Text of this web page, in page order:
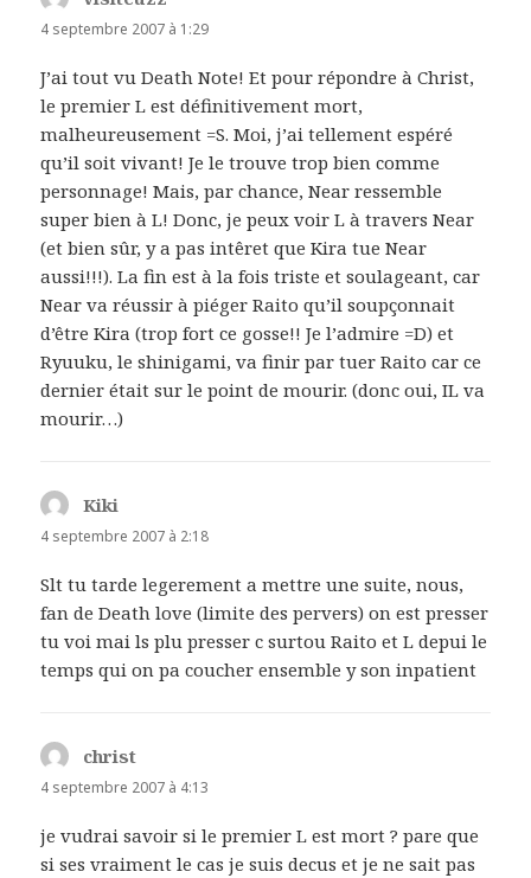
4 septembre 2007 à 1:29
J’ai tout vu Death Note! Et pour répondre à Christ,
le premier L est définitivement mort,
malheureusement =S. Moi, j’ai tellement espéré
qu’il soit vivant! Je le trouve trop bien comme
personnage! Mais, par chance, Near ressemble
super bien à L! Donc, je peux voir L à travers Near
(et bien sûr, y a pas intêret que Kira tue Near
aussi!!!). La fin est à la fois triste et soulageant, car
Near va réussir à piéger Raito qu’il soupçonnait
d’être Kira (trop fort ce gosse!! Je l’admire =D) et
Ryuuku, le shinigami, va finir par tuer Raito car ce
dernier était sur le point de mourir. (donc oui, IL va
mourir…)
Kiki
4 septembre 2007 à 2:18
Slt tu tarde legerement a mettre une suite, nous,
fan de Death love (limite des pervers) on est presser
tu voi mai ls plu presser c surtou Raito et L depui le
temps qui on pa coucher ensemble y son inpatient
christ
4 septembre 2007 à 4:13
je vudrai savoir si le premier L est mort ? pare que
si ses vraiment le cas je suis decus et je ne sait pas